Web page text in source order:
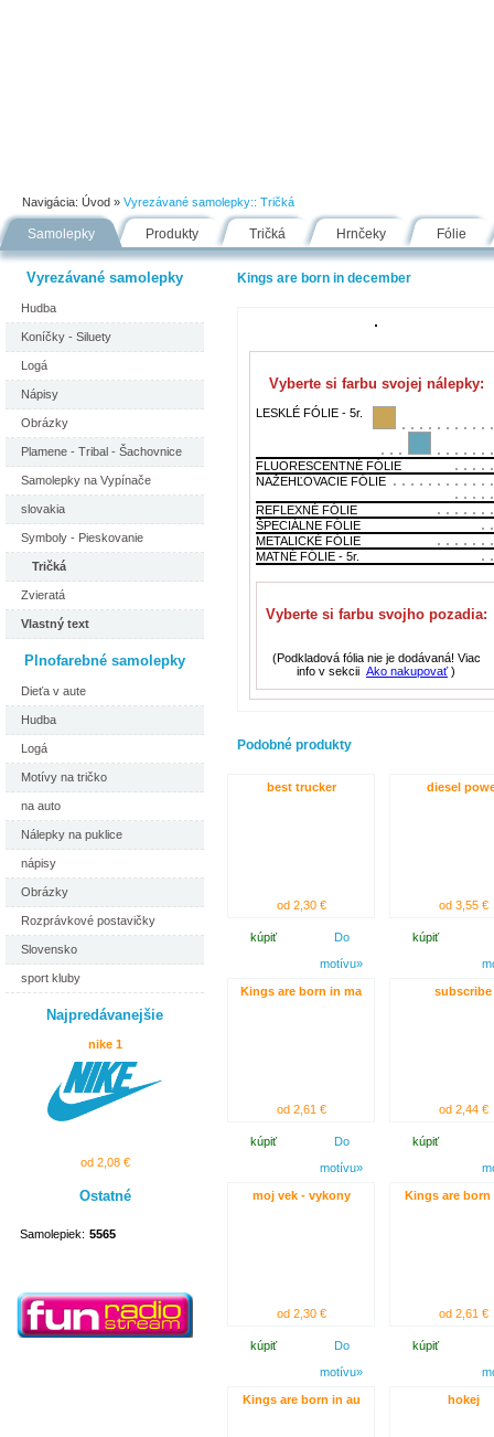
Navigácia: Úvod » Vyrezávané samolepky:: Tričká
Samolepky Produkty Tričká Hrnčeky Fólie
Vyrezávané samolepky
Hudba
Koníčky - Siluety
Logá
Nápisy
Obrázky
Plamene - Tribal - Šachovnice
Samolepky na Vypínače
slovakia
Symboly - Pieskovanie
Tričká
Zvieratá
Vlastný text
Plnofarebné samolepky
Dieťa v aute
Hudba
Logá
Motívy na tričko
na auto
Nálepky na puklice
nápisy
Obrázky
Rozprávkové postavičky
Slovensko
sport kluby
Najpredávanejšie
nike 1
od 2,08 €
Ostatné
Samolepiek: 5565
Kings are born in december
Vyberte si farbu svojej nálepky:
LESKLÉ FÓLIE - 5r.
FLUORESCENTNÉ FÓLIE
NAŽEHĽOVACIE FÓLIE
REFLEXNÉ FÓLIE
ŠPECIÁLNE FÓLIE
METALICKÉ FÓLIE
MATNÉ FÓLIE - 5r.
Vyberte si farbu svojho pozadia:
(Podkladová fólia nie je dodávaná! Viac
info v sekcii Ako nakupovať )
Podobné produkty
best trucker
od 2,30 €
kúpiť
Do
motívu»
diesel
od 3,55 €
kúpiť
Kings are born in ma
od 2,61 €
kúpiť
Do
motívu»
subscribe
od 2,44 €
kúpiť
moj vek - vykony
od 2,30 €
kúpiť
Do
motívu»
Kings are born
od 2,61 €
kúpiť
Kings are born in au hokej